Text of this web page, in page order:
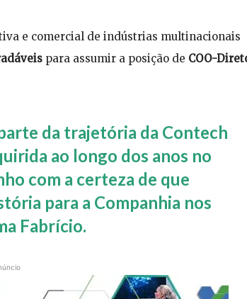
e comercial de indústrias multinacionais
para assumir a posição de COO-
da trajetória da Contech
ao longo dos anos no
com a certeza de que
para a Companhia nos
Fabrício.